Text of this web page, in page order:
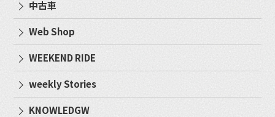
中古車
Web Shop
WEEKEND RIDE
weekly Stories
KNOWLEDGW